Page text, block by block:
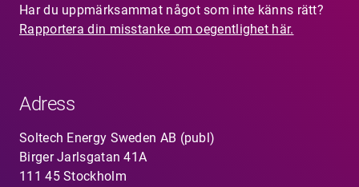
Har du uppmärksammat något som inte känns rätt?
Rapportera din misstanke om oegentlighet här.
Adress
Soltech Energy Sweden AB (publ)
Birger Jarlsgatan 41A
111 45 Stockholm